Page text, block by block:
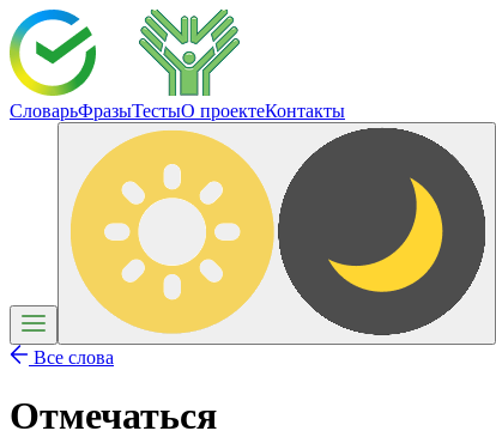
СловарьФразыТестыО проектеКонтакты
Все слова
Отмечаться